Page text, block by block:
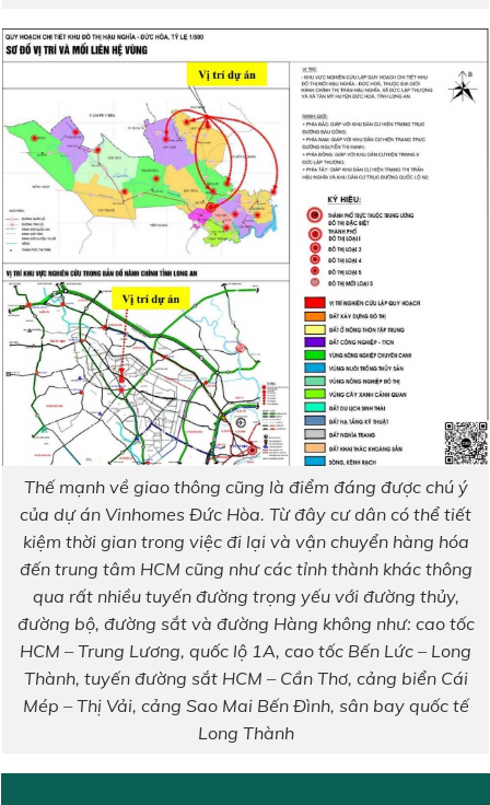
Thế mạnh về giao thông cũng là điểm đáng được chú ý
của dự án Vinhomes Đức Hòa. Từ đây cư dân có thể tiết
kiệm thời gian trong việc đi lại và vận chuyển hàng hóa
đến trung tâm HCM cũng như các tỉnh thành khác thông
qua rất nhiều tuyến đường trọng yếu với đường thủy,
đường bộ, đường sắt và đường Hàng không như: cao tốc
HCM – Trung Lương, quốc lộ 1A, cao tốc Bến Lức – Long
Thành, tuyến đường sắt HCM – Cần Thơ, cảng biển Cái
Mép – Thị Vải, cảng Sao Mai Bến Đình, sân bay quốc tế
Long Thành